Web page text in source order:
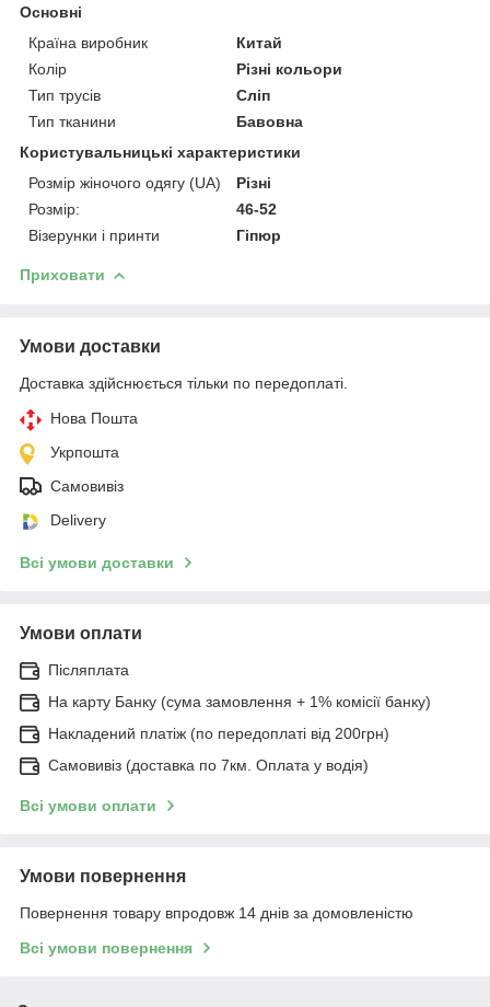
Основні
Країна виробник
Китай
Колір
Різні кольори
Тип трусів
Сліп
Тип тканини
Бавовна
Користувальницькі характеристики
Розмір жіночого одягу (UA)
Різні
Розмір:
46-52
Візерунки і принти
Гіпюр
Приховати
Умови доставки
Доставка здійснюється тільки по передоплаті.
Нова Пошта
Укрпошта
Самовивіз
Delivery
Всі умови доставки
Умови оплати
Післяплата
На карту Банку (сума замовлення + 1% комісії банку)
Накладений платіж (по передоплаті від 200грн)
Самовивіз (доставка по 7км. Оплата у водія)
Всі умови оплати
Умови повернення
Повернення товару впродовж 14 днів за домовленістю
Всі умови повернення